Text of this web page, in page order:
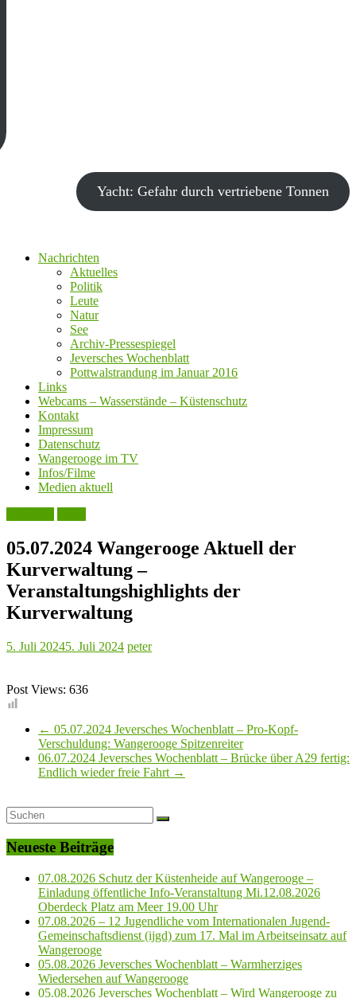
Yacht: Gefahr durch vertriebene Tonnen
Nachrichten
Aktuelles
Politik
Leute
Natur
See
Archiv-Pressespiegel
Jeversches Wochenblatt
Pottwalstrandung im Januar 2016
Links
Webcams – Wasserstände – Küstenschutz
Kontakt
Impressum
Datenschutz
Wangerooge im TV
Infos/Filme
Medien aktuell
05.07.2024 Wangerooge Aktuell der
Kurverwaltung –
Veranstaltungshighlights der
Kurverwaltung
5. Juli 20245. Juli 2024 peter
Post Views: 636
← 05.07.2024 Jeversches Wochenblatt – Pro-Kopf-
Verschuldung: Wangerooge Spitzenreiter
06.07.2024 Jeversches Wochenblatt – Brücke über A29 fertig:
Endlich wieder freie Fahrt →
Neueste Beiträge
07.08.2026 Schutz der Küstenheide auf Wangerooge –
Einladung öffentliche Info-Veranstaltung Mi.12.08.2026
Oberdeck Platz am Meer 19.00 Uhr
07.08.2026 – 12 Jugendliche vom Internationalen Jugend-
Gemeinschaftsdienst (ijgd) zum 17. Mal im Arbeitseinsatz auf
Wangerooge
05.08.2026 Jeversches Wochenblatt – Warmherziges
Wiedersehen auf Wangerooge
05.08.2026 Jeversches Wochenblatt – Wird Wangerooge zu